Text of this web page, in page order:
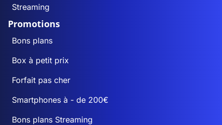
Streaming
Promotions
Bons plans
Box à petit prix
Forfait pas cher
Smartphones à - de 200€
Bons plans Streaming